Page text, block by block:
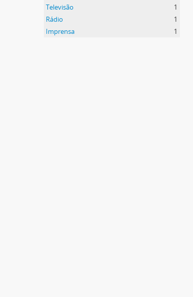
Televisão
1
Rádio
1
Imprensa
1